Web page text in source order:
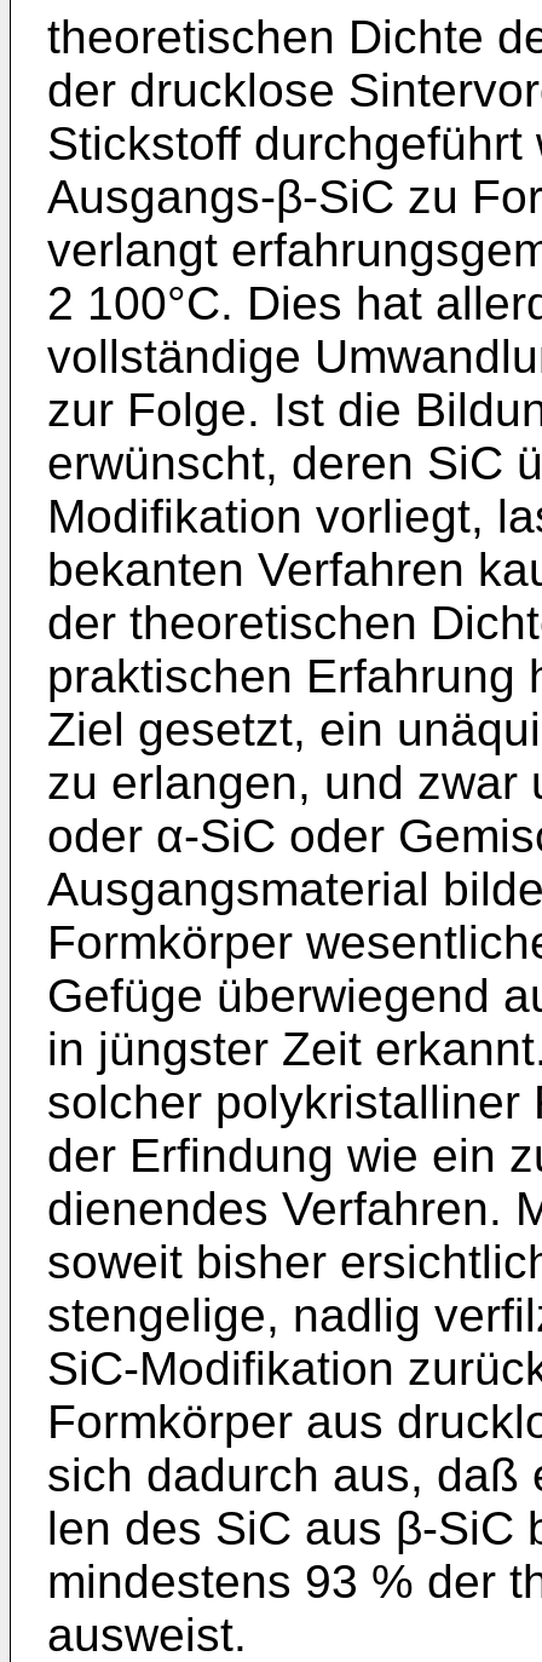
theoretischen Dichte
der drucklose
Stickstoff
Ausgangs-β-SiC zu
verlangt
2 100°C. Dies hat
vollständi­ge
zur Folge. Ist die
erwünscht, deren SiC
Modifikation vorliegt,
bekanten Verfah­ren
der theoretischen
praktischen Erfahrung
Ziel gesetzt, ein
zu erlangen, und zwar
oder α-SiC oder
Ausgangsmaterial
Formkörper
Gefüge überwiegend
in jüngster Zeit
solcher polykri­stalliner
der Erfindung wie ein
dienendes Verfahren.
soweit bisher
stengelige, nadlig
SiC-Modifikation
Formkörper aus
sich dadurch aus,
len des SiC aus β-SiC
mindestens 93 % der
ausweist.